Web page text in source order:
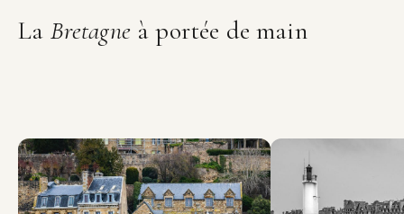
La Bretagneà portée de main